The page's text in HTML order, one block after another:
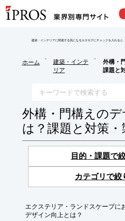
建築・インテリアに関連する気になるカタログにチェックを入れると
ホーム
>
建築・インテ
リア
>
外構・
課題と
外構・門構えの
は？課題と対策
目的・課題で
カテゴリで絞
エクステリア・ランドスケープに
デザイン向上とは？